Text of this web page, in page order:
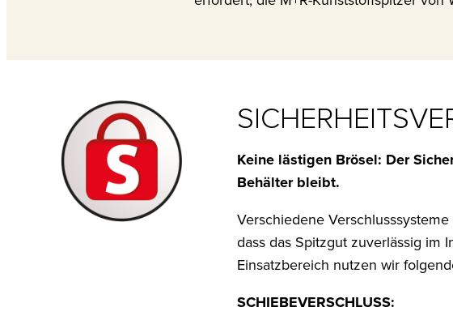
Keine lästigen Brösel: Der
Behälter bleibt.
Verschiedene
dass das Spitzgut zuverlässig im
Einsatzbereich nutzen wir
SCHIEBEVERSCHLUSS: